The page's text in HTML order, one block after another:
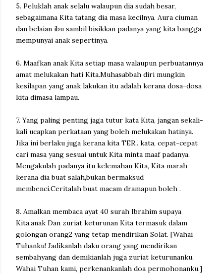
5. Peluklah anak selalu walaupun dia sudah besar,
sebagaimana Kita tatang dia masa kecilnya. Aura ciuman
dan belaian ibu sambil bisikkan padanya yang kita bangga
mempunyai anak sepertinya.
6. Maafkan anak Kita setiap masa walaupun perbuatannya
amat melukakan hati Kita.Muhasabbah diri mungkin
kesilapan yang anak lakukan itu adalah kerana dosa-dosa
kita dimasa lampau.
7. Yang paling penting jaga tutur kata Kita, jangan sekali-
kali ucapkan perkataan yang boleh melukakan hatinya.
Jika ini berlaku juga kerana kita TER.. kata, cepat-cepat
cari masa yang sesuai untuk Kita minta maaf padanya.
Mengakulah padanya itu kelemahan Kita, Kita marah
kerana dia buat salah,bukan bermaksud
membenci.Ceritalah buat macam dramapun boleh .
8. Amalkan membaca ayat 40 surah Ibrahim supaya
Kita,anak Dan zuriat keturunan Kita termasuk dalam
golongan orang2 yang tetap mendirikan Solat. [Wahai
Tuhanku! Jadikanlah daku orang yang mendirikan
sembahyang dan demikianlah juga zuriat keturunanku.
Wahai Tuhan kami, perkenankanlah doa permohonanku.]